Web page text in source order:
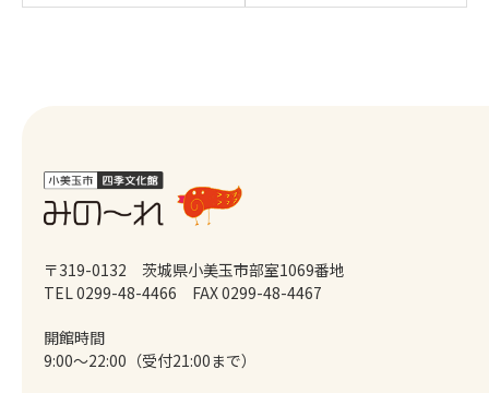
〒319-0132 茨城県小美玉市部室1069番地
TEL 0299-48-4466
FAX 0299-48-4467
開館時間
9:00～22:00（受付21:00まで）